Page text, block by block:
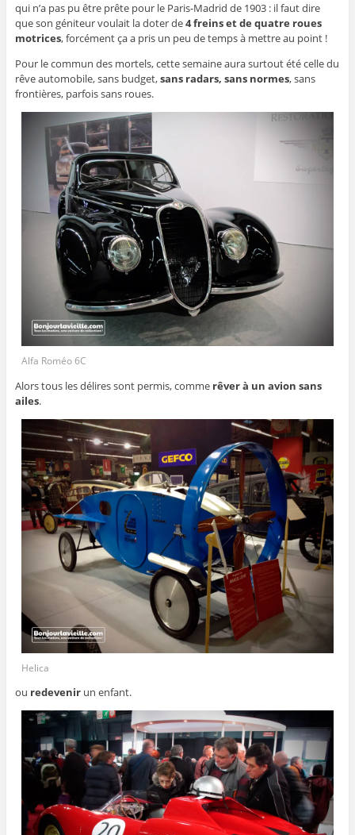
qui n’a pas pu être prête pour le Paris-Madrid de 1903 : il faut dire
que son géniteur voulait la doter de4 freins et de quatre roues
motrices, forcément ça a pris un peu de temps à mettre au point !
Pour le commun des mortels, cette semaine aura surtout été celle du
rêve automobile, sans budget,sans radars, sans normes, sans
frontières, parfois sans roues.
Alfa Roméo 6C
Alors tous les délires sont permis, comme rêver à un avion sans
ailes.
Helica
ou redevenirun enfant.